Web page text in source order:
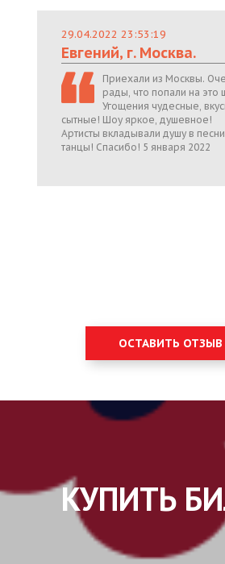
29.04.2022 23:53:19
Евгений, г. Москва.
Приехали из Москвы.
рады, что попали на это
Угощения чудесные,
сытные! Шоу яркое, душевное!
Артисты вкладывали душу в
танцы! Спасибо! 5 января 2022
ОСТАВИТЬ ОТЗЫВ
КУПИТЬ